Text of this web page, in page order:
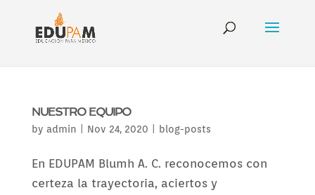
NUESTRO EQUIPO
by admin Nov 24, 2020 blog-posts
En EDUPAM Blumh A. C. reconocemos con
certeza la trayectoria, aciertos y